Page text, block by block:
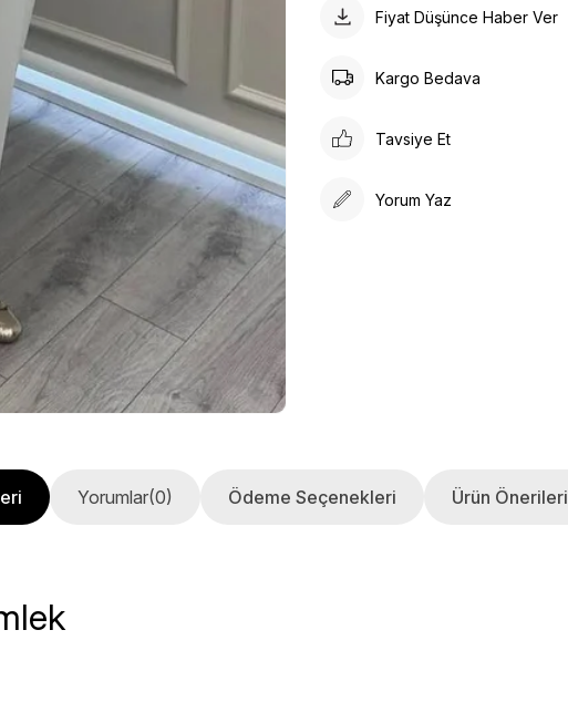
Fiyat Düşünce Haber Ver
Kargo Bedava
Tavsiye Et
Yorum Yaz
Yorumlar(0) Ödeme Seçenekleri Ürün Önerileri